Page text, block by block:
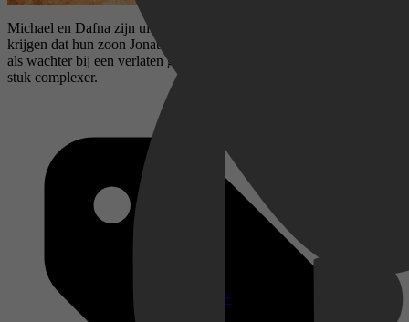
Disney+
Michael en Dafna zijn uit het veld geslagen wanneer ze te horen
krijgen dat hun zoon Jonathan is overleden tijdens zijn dienstplicht
als wachter bij een verlaten grenspost. De feiten blijken echter een
stuk complexer.